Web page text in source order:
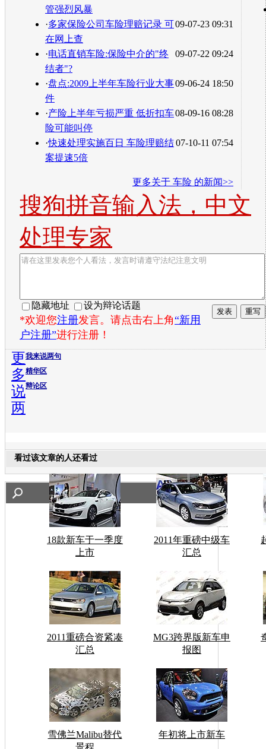
管强烈风暴
09-07-23 09:31
·多家保险公司车险理赔记录 可
在网上查
09-07-22 09:24
·电话直销车险:保险中介的"终
结者"?
09-06-24 18:50
·盘点:2009上半年车险行业大事
件
08-09-16 08:28
·产险上半年亏损严重 低折扣车
险可能叫停
07-10-11 07:54
·快速处理实施百日 车险理赔结
案提速5倍
更多关于 车险 的新闻>>
搜狗拼音输入法，中文
处理专家
隐藏地址 设为辩论话题
*欢迎您注册发言。请点击右上角“新用
户注册”进行注册！
我来说两句
精华区
辩论区
更
多
说
两
看过该文章的人还看过
18款新车于一季度
上市
2011年重磅中级车
汇总
2011重磅合资紧凑
汇总
MG3跨界版新车申
报图
雪佛兰Malibu替代
年初将上市新车